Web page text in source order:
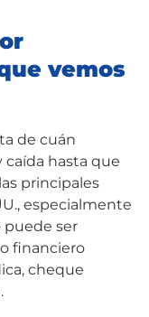
vemos
de cuán
caída hasta que
principales
especialmente
puede ser
financiero
cheque